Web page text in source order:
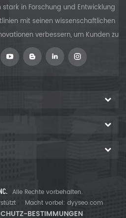
in Forschung und Entwicklung
mit seinen wissenschaftlichen
verbessern, um Kunden zu
versorgen
Alle Rechte vorbehalten.
Macht vorbei: dyyseo.com
BESTIMMUNGEN